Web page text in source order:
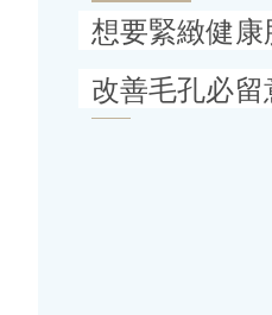
想要緊緻健康
改善毛孔必